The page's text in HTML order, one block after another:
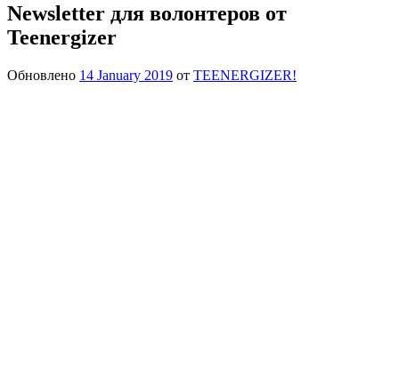
Newsletter для волонтеров от
Teenergizer
Обновлено 14 January 2019 от TEENERGIZER!